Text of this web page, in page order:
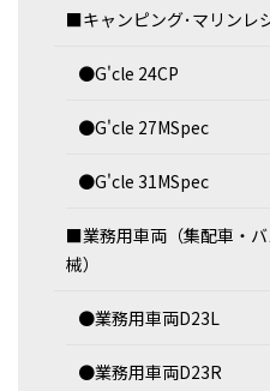
■キャンピング･マリンレ
●G'cle 24CP
●G'cle 27MSpec
●G'cle 31MSpec
■業務用車両（集配車・
械）
●業務用車両D23L
●業務用車両D23R